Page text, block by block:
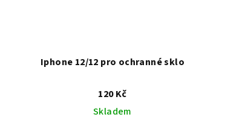
Iphone 12/12 pro ochranné sklo
120 Kč
Skladem